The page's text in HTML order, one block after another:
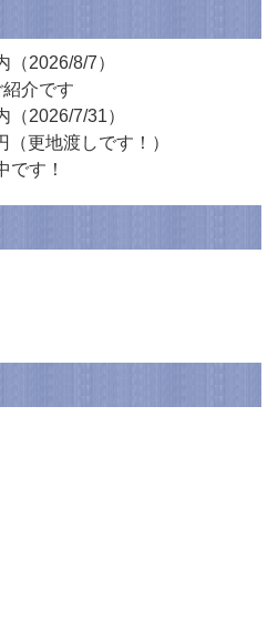
2026/8/7）
介です
2026/7/31）
更地渡しです！）
です！